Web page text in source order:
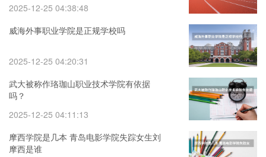
2025-12-25 04:38:48
威海外事职业学院是正规学校吗
2025-12-25 04:20:31
武大被称作珞珈山职业技术学院有依据
吗？
2025-12-25 04:11:13
摩西学院是几本 青岛电影学院失踪女生刘
摩西是谁